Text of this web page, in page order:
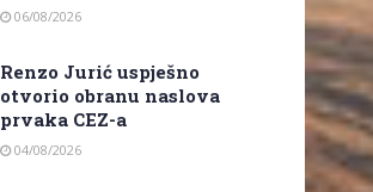
06/08/2026
Renzo Jurić uspješno
otvorio obranu naslova
prvaka CEZ-a
04/08/2026